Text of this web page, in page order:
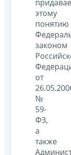
этому
понятию
законом
от
№
59-
ФЗ,
а
также